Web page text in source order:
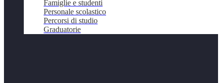
Famiglie e studenti
Personale scolastico
Percorsi di studio
Graduatorie